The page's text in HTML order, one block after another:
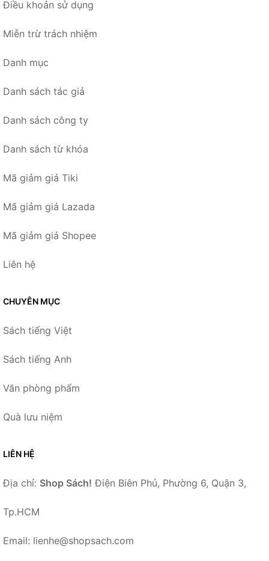
Điều khoản sử dụng
Miễn trừ trách nhiệm
Danh mục
Danh sách tác giả
Danh sách công ty
Danh sách từ khóa
Mã giảm giá Tiki
Mã giảm giá Lazada
Mã giảm giá Shopee
Liên hệ
CHUYÊN MỤC
Sách tiếng Việt
Sách tiếng Anh
Văn phòng phẩm
Quà lưu niệm
LIÊN HỆ
Địa chỉ: Shop Sách! Điện Biên Phủ, Phường 6, Quận 3,
Tp.HCM
Email: lienhe@shopsach.com